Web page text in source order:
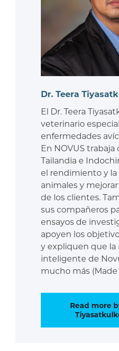
Dr. Teera
El Dr. Teera
veterinario
enfermedades
En NOVUS
Tailandia e
el rendimiento y la
animales y
de los clientes.
sus compañeros
ensayos de
apoyen los
y expliquen que
inteligente de
mucho más
Read more